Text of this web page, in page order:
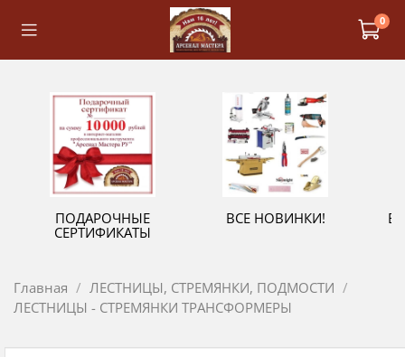
0
ПОДАРОЧНЫЕ
СЕРТИФИКАТЫ
ВСЕ НОВИНКИ!
Главная
ЛЕСТНИЦЫ, СТРЕМЯНКИ, ПОДМОСТИ
ЛЕСТНИЦЫ - СТРЕМЯНКИ ТРАНСФОРМЕРЫ